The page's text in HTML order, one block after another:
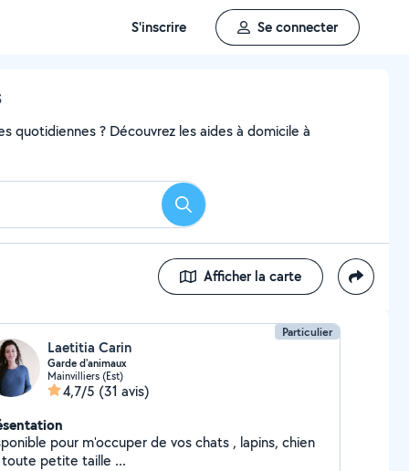
S'inscrire Se connecter
quotidiennes ? Découvrez les aides à domicile à
Rechercher
Afficher la carte
Particulier
Laetitia Carin
Garde d'animaux
Mainvilliers (Est)
4,7/5 (31 avis)
pour m'occuper de vos chats , lapins, chien
petite taille ...